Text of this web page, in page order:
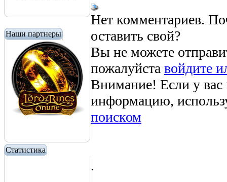
Наши партнеры
Статистика
Нет комментариев.
оставить свой?
Вы не можете
пожалуйста войдите
Внимание! Если у
информацию,
поиском
.